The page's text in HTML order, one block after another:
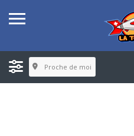
Proche de moi